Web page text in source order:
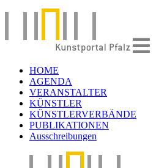
HOME
AGENDA
VERANSTALTER
KÜNSTLER
KÜNSTLERVERBÄNDE
PUBLIKATIONEN
Ausschreibungen